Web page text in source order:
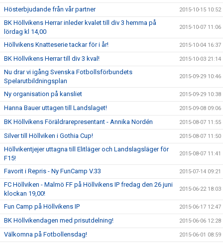
Hösterbjudande från vår partner 2015-10-15 10:52
BK Höllvikens Herrar inleder kvalet till div 3 hemma på
lördag kl 14,00
2015-10-07 11:06
Höllvikens Knatteserie tackar för i år! 2015-10-04 16:37
BK Höllvikens Herrar till div 3 kval! 2015-10-03 21:14
Nu drar vi igång Svenska Fotbollsförbundets
Spelarutbildningsplan
2015-09-29 10:46
Ny organisation på kansliet 2015-09-29 10:38
Hanna Bauer uttagen till Landslaget! 2015-09-08 09:06
BK Höllvikens Föräldrarepresentant - Annika Nordén 2015-08-07 11:55
Silver till Höllviken i Gothia Cup! 2015-08-07 11:50
Höllvikentjejer uttagna till Elitläger och Landslagsläger för
F15!
2015-08-07 11:41
Favorit i Repris - Ny FunCamp V.33 2015-07-14 09:21
FC Höllviken - Malmö FF på Höllvikens IP fredag den 26 juni
klockan 19,00!
2015-06-22 18:03
Fun Camp på Höllvikens IP 2015-06-17 12:47
BK Höllvikendagen med prisutdelning! 2015-06-06 12:28
Välkomna på Fotbollensdag! 2015-06-01 08:59